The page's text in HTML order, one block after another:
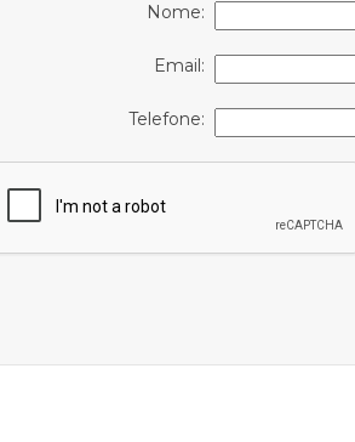
Nome:
Email:
Telefone: